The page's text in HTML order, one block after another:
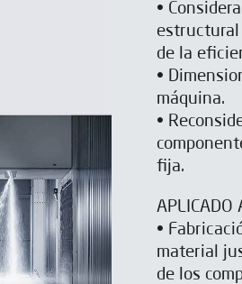
•
estructural
de la
•
máquina.
•
fija.
APLICADO
•
material
de los